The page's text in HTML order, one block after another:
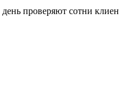
проверяют сотни